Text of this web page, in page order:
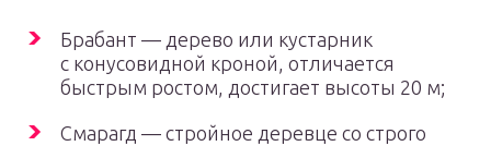
Брабант — дерево или кустарник
с конусовидной кроной, отличается
быстрым ростом, достигает высоты 20 м;
Смарагд — стройное деревце со строго